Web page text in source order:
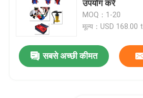
इलेक्ट्रिक परीक्षा बिस्तर
सर्जिकल ऑपरेटिंग टेबल
उपयोग करें
MOQ：1-20
मूल्य：USD 168.00
सबसे अच्छी कीमत